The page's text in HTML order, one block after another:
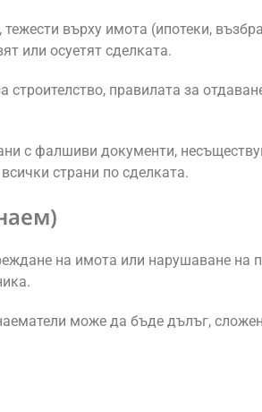
върху имота (ипотеки,
или осуетят сделката.
строителство, правилата за
с фалшиви документи,
страни по сделката.
на имота или нарушаване на
може да бъде дълъг,